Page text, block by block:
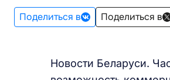
Поделиться в Поделиться в
Новости Беларуси.